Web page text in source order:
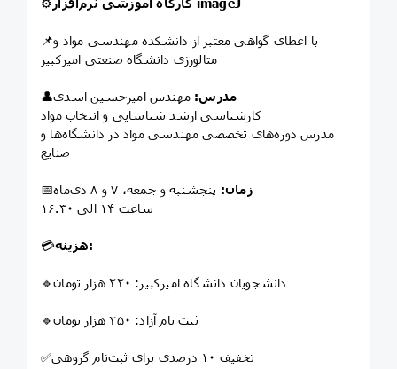
⚙ کارگاه آموزشی نرم‌افزار imageJ
📌با اعطای گواهی معتبر از دانشکده مهندسی مواد و
متالورژی دانشگاه صنعتی امیرکبیر
👤 مدرس: مهندس امیرحسین اسدی
کارشناسی ارشد شناسایی و انتخاب مواد
مدرس دوره‌های تخصصی مهندسی مواد در دانشگاه‌ها و
صنایع
📅 زمان: پنجشنبه و جمعه، ۷ و ۸ دی‌ماه
ساعت ۱۴ الی ۱۶.۳۰
💳 هزینه:
🔹دانشجویان دانشگاه امیرکبیر: ۲۲۰ هزار تومان
🔹ثبت نام آزاد: ۲۵۰ هزار تومان
✅تخفیف ۱۰ درصدی برای ثبت‌نام گروهی